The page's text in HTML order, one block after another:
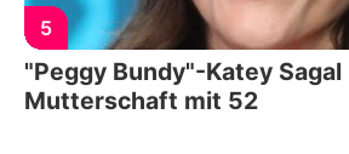
5
"Peggy Bundy"-Katey
Mutterschaft mit 52